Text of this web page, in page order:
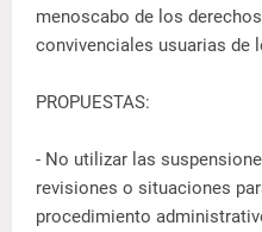
menoscabo de los
convivenciales usuarias de
PROPUESTAS:
- No utilizar las
revisiones o situaciones
procedimiento